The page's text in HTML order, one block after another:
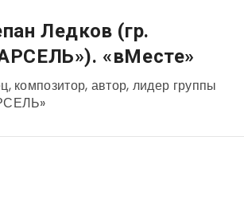
Ледков (гр.
«вМесте»
композитор, автор, лидер группы